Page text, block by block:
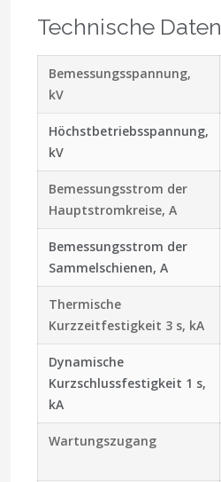
Technische Daten
Bemessungsspannung,
kV
Höchstbetriebsspannung,
kV
Bemessungsstrom der
Hauptstromkreise, A
Bemessungsstrom der
Sammelschienen, A
Thermische
Kurzzeitfestigkeit 3 s, kA
Dynamische
Kurzschlussfestigkeit 1 s,
kA
Wartungszugang